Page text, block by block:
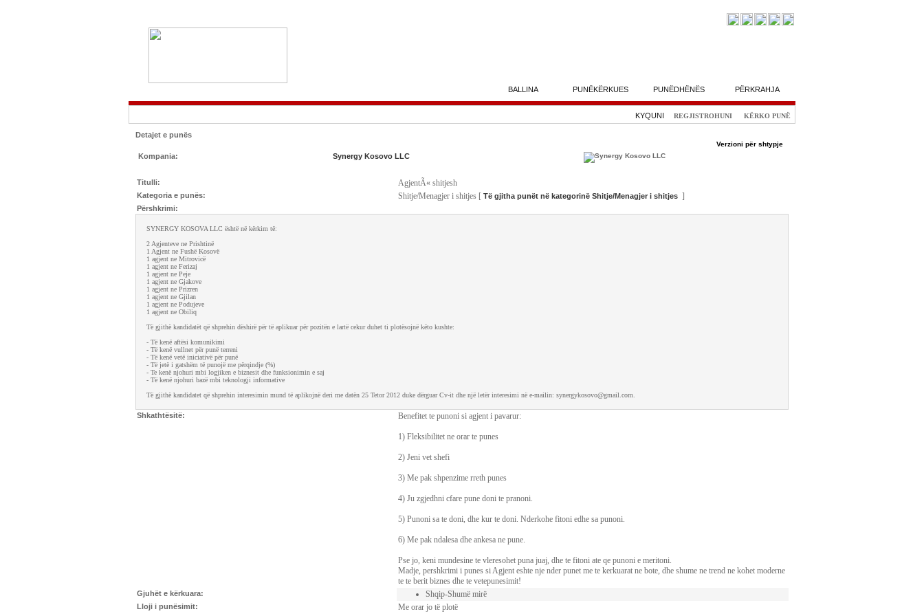
BALLINA PUNËKËRKUES PUNËDHËNËS PËRKRAHJA
KYQUNI REGJISTROHUNI KËRKO PUNË
Detajet e punës
Verzioni për shtypje
Kompania: Synergy Kosovo LLC
Titulli: AgjentÃ« shitjesh
Kategoria e punës: Shitje/Menagjer i shitjes [ Të gjitha punët në kategorinë Shitje/Menagjer i shitjes ]
Përshkrimi:
SYNERGY KOSOVA LLC është në kërkim të:
2 Agjenteve ne Prishtinë
1 Agjent ne Fushë Kosovë
1 agjent ne Mitrovicë
1 agjent ne Ferizaj
1 agjent ne Peje
1 agjent ne Gjakove
1 agjent ne Prizren
1 agjent ne Gjilan
1 agjent ne Podujeve
1 agjent ne Obiliq
Të gjithë kandidatët që shprehin dëshirë për të aplikuar për pozitën e lartë cekur duhet ti plotësojnë këto kushte:
- Të kenë aftësi komunikimi
- Të kenë vullnet për punë terreni
- Të kenë vetë iniciativë për punë
- Të jetë i gatshëm të punojë me përqindje (%)
- Te kenë njohuri mbi logjiken e biznesit dhe funksionimin e saj
- Të kenë njohuri bazë mbi teknologji informative
Të gjithë kandidatet që shprehin interesimin mund të aplikojnë deri me datën 25 Tetor 2012 duke dërguar Cv-it dhe një letër interesimi në e-mailin: synergykosovo@gmail.com.
Shkathtësitë: Benefitet te punoni si agjent i pavarur:
1) Fleksibilitet ne orar te punes
2) Jeni vet shefi
3) Me pak shpenzime rreth punes
4) Ju zgjedhni cfare pune doni te pranoni.
5) Punoni sa te doni, dhe kur te doni. Nderkohe fitoni edhe sa punoni.
6) Me pak ndalesa dhe ankesa ne pune.
Pse jo, keni mundesine te vleresohet puna juaj, dhe te fitoni ate qe punoni e meritoni.
Madje, pershkrimi i punes si Agjent eshte nje nder punet me te kerkuarat ne bote, dhe shume ne trend ne kohet moderne
te te berit biznes dhe te vetepunesimit!
Gjuhët e kërkuara: Shqip-Shumë mirë
Lloji i punësimit: Me orar jo të plotë